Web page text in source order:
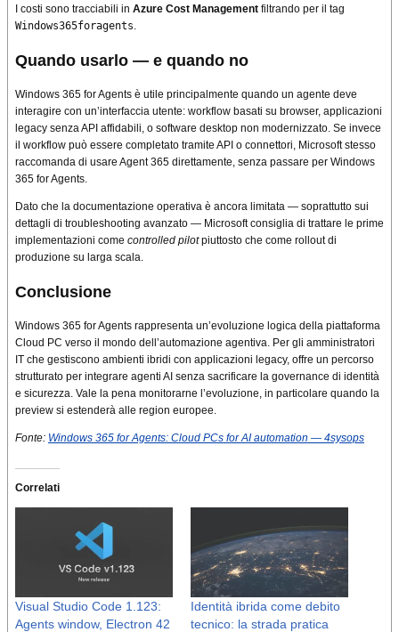
I costi sono tracciabili in Azure Cost Management filtrando per il tag
Windows365foragents.
Quando usarlo — e quando no
Windows 365 for Agents è utile principalmente quando un agente deve
interagire con un’interfaccia utente: workflow basati su browser, applicazioni
legacy senza API affidabili, o software desktop non modernizzato. Se invece
il workflow può essere completato tramite API o connettori, Microsoft stesso
raccomanda di usare Agent 365 direttamente, senza passare per Windows
365 for Agents.
Dato che la documentazione operativa è ancora limitata — soprattutto sui
dettagli di troubleshooting avanzato — Microsoft consiglia di trattare le prime
implementazioni come controlled pilotpiuttosto che come rollout di
produzione su larga scala.
Conclusione
Windows 365 for Agents rappresenta un’evoluzione logica della piattaforma
Cloud PC verso il mondo dell’automazione agentiva. Per gli amministratori
IT che gestiscono ambienti ibridi con applicazioni legacy, offre un percorso
strutturato per integrare agenti AI senza sacrificare la governance di identità
e sicurezza. Vale la pena monitorarne l’evoluzione, in particolare quando la
preview si estenderà alle region europee.
Fonte: Windows 365 for Agents: Cloud PCs for AI automation — 4sysops
Correlati
Visual Studio Code 1.123:
Agents window, Electron 42
Identità ibrida come debito
tecnico: la strada pratica